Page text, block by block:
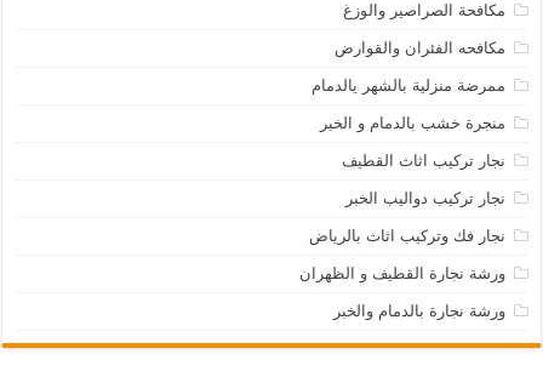
مكافحة الصراصير والوزغ
مكافحه الفئران والقوارض
ممرضة منزلية بالشهر يالدمام
منجرة خشب بالدمام و الخبر
نجار تركيب اثاث القطيف
نجار تركيب دواليب الخبر
نجار فك وتركيب اثاث بالرياض
ورشة نجارة القطيف و الظهران
ورشة نجارة بالدمام والخبر